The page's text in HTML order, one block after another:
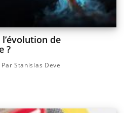
de
?
Par Stanislas Deve